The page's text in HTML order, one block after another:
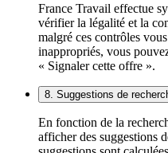
France Travail effectue
vérifier la légalité et la
malgré ces contrôles
inappropriés, vous
« Signaler cette offre ».
8. Suggestions de
En fonction de la
afficher des suggestions